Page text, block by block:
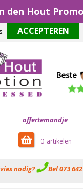
den Hout
offertemandje
0
nodig? Bel 073
te laten functioneren